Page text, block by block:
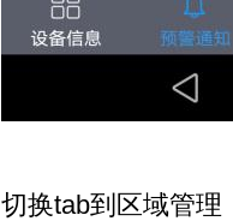
切换tab到区域管理